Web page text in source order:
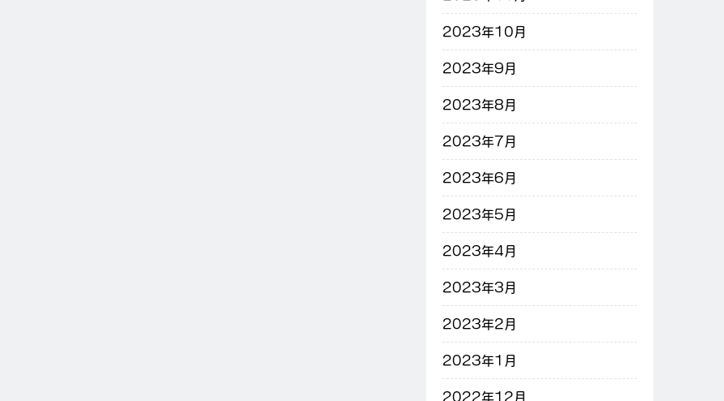
2023年10月
2023年9月
2023年8月
2023年7月
2023年6月
2023年5月
2023年4月
2023年3月
2023年2月
2023年1月
2022年12月